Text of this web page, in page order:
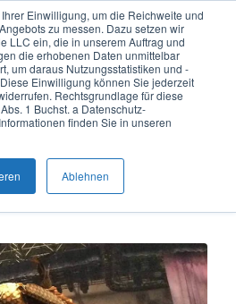
Einwilligung, um die Reichweite und
zu messen. Dazu setzen wir
LLC ein, die in unserem Auftrag und
die erhobenen Daten unmittelbar
um daraus Nutzungsstatistiken und -
Einwilligung können Sie jederzeit
Rechtsgrundlage für diese
1 Buchst. a Datenschutz-
finden Sie in unseren
Ablehnen
DE